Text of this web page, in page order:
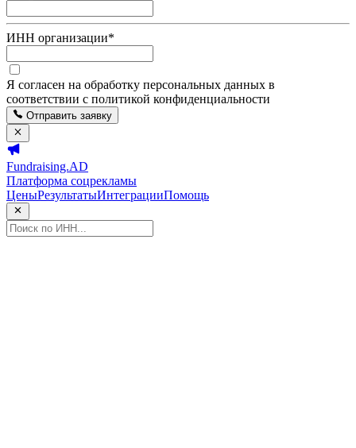
ИНН организации*
Я согласен на обработку персональных данных в
соответствии с политикой конфиденциальности
Отправить заявку
Fundraising.AD
Платформа соцрекламы
ЦеныРезультатыИнтеграцииПомощь